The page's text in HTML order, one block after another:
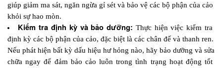
giúp giảm ma sát, ngăn ngừa gỉ sét và bảo vệ các bộ phận của cảo
khỏi sự hao mòn.
Kiểm tra định kỳ và bảo dưỡng: Thực hiện việc kiểm tra
định kỳ các bộ phận của cảo, đặc biệt là các chân đế và thanh ren.
Nếu phát hiện bất kỳ dấu hiệu hư hỏng nào, hãy bảo dưỡng và sửa
chữa ngay để đảm bảo cảo luôn trong tình trạng hoạt động tốt